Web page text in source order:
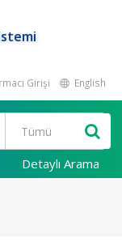
Girişi English
Detaylı Arama